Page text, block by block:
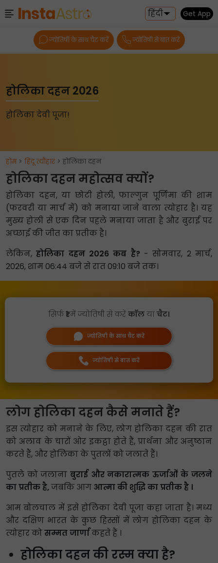
हिंदी Get App
ज्योतिषी के साथ चैट करें ज्योतिषी से बात करें
होलिका दहन 2026
होलिका देवी पूजा!
होम> हिंदू त्यौहार> होलिका दहन
होलिका दहन महोत्सव क्यों?
होलिका दहन, या छोटी होली, फाल्गुन पूर्णिमा की शाम
(फरवरी या मार्च में) को मनाया जाने वाला त्योहार है। यह
मुख्य होली से एक दिन पहले मनाया जाता है और बुराई पर
अच्छाई की जीत का प्रतीक है।
लेकिन,होलिका दहन 2026 कब है? - सोमवार, 2 मार्च,
2026, शाम 06:44 बजे से रात 09:10 बजे तक।
सिर्फ₹1में ज्योतिषी से करेंकॉलयाचैट।
ज्योतिषी के साथ चैट करें
ज्योतिषी से बात करें
लोग होलिका दहन कैसे मनाते हैं?
इस त्योहार को मनाने के लिए, लोग होलिका दहन की रात
को अलाव के चारों ओर इकट्ठा होते हैं, प्रार्थना और अनुष्ठान
करते हैं, और होलिका के पुतलों को जलाते हैं।
पुतले को जलाना बुराई और नकारात्मक ऊर्जाओं के जलने
का प्रतीक है,जबकि आग आत्मा की शुद्धि का प्रतीक है ।
आम बोलचाल में इसे होलिका देवी पूजा कहा जाता है। मध्य
और दक्षिण भारत के कुछ हिस्सों में लोग होलिका दहन के
त्योहार कोसम्मत जार्णाकहते हैं ।
होलिका दहन की रस्म क्या है?